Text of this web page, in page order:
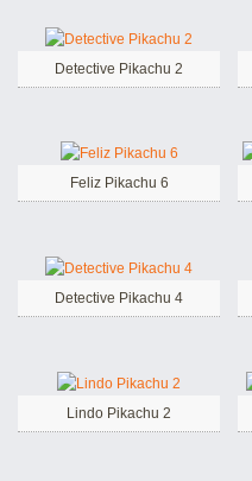
Detective Pikachu 2
Feliz Pikachu 6
Detective Pikachu 4
Lindo Pikachu 2